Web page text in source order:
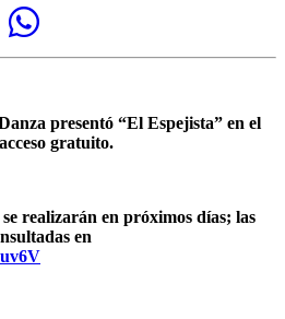
presentó “El Espejista” en el
gratuito.
realizarán en próximos días; las
en